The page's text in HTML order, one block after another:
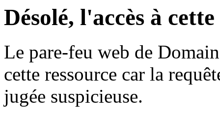
Désolé, l'accès à
Le pare-feu web de
cette ressource car la
jugée suspicieuse.